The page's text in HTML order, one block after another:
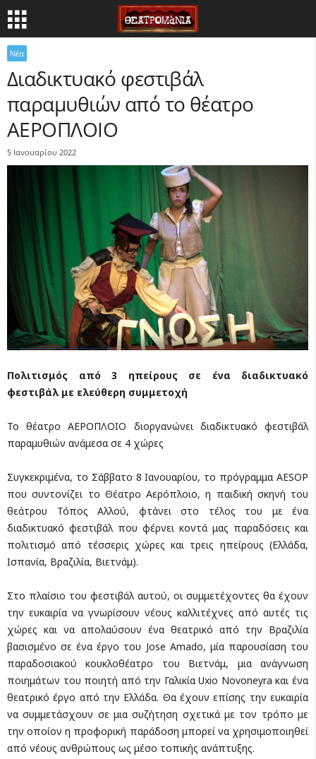
Νέα
Διαδικτυακό φεστιβάλ
παραμυθιών από το θέατρο
ΑΕΡΟΠΛΟΙΟ
5 Ιανουαρίου 2022
Πολιτισμός από 3 ηπείρους σε ένα διαδικτυακό
φεστιβάλ με ελεύθερη συμμετοχή
Το θέατρο ΑΕΡΟΠΛΟΙΟ διοργανώνει διαδικτυακό φεστιβάλ
παραμυθιών ανάμεσα σε 4 χώρες
Συγκεκριμένα, το Σάββατο 8 Ιανουαρίου, το πρόγραμμα AESOP
που συντονίζει το Θέατρο Αερόπλοιο, η παιδική σκηνή του
θεάτρου Τόπος Αλλού, φτάνει στο τέλος του με ένα
διαδικτυακό φεστιβάλ που φέρνει κοντά μας παραδόσεις και
πολιτισμό από τέσσερις χώρες και τρεις ηπείρους (Ελλάδα,
Ισπανία, Βραζιλία, Βιετνάμ).
Στο πλαίσιο του φεστιβάλ αυτού, οι συμμετέχοντες θα έχουν
την ευκαιρία να γνωρίσουν νέους καλλιτέχνες από αυτές τις
χώρες και να απολαύσουν ένα θεατρικό από την Βραζιλία
βασισμένο σε ένα έργο του Jose Amado, μία παρουσίαση του
παραδοσιακού κουκλοθέατρο του Βιετνάμ, μια ανάγνωση
ποιημάτων του ποιητή από την Γαλικία Uxio Novoneyra και ένα
θεατρικό έργο από την Ελλάδα. Θα έχουν επίσης την ευκαιρία
να συμμετάσχουν σε μια συζήτηση σχετικά με τον τρόπο με
την οποίον η προφορική παράδοση μπορεί να χρησιμοποιηθεί
από νέους ανθρώπους ως μέσο τοπικής ανάπτυξης.